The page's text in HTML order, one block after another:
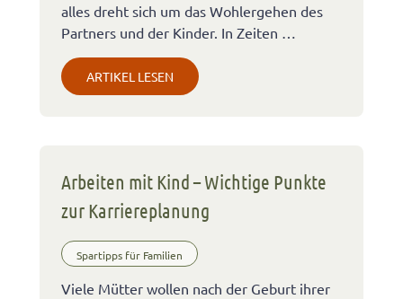
alles dreht sich um das Wohlergehen des
Partners und der Kinder. In Zeiten …
ARTIKEL LESEN
Arbeiten mit Kind – Wichtige Punkte
zur Karriereplanung
Spartipps für Familien
Viele Mütter wollen nach der Geburt ihrer